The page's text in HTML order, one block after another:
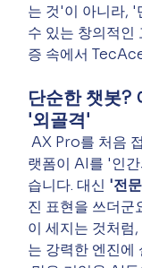
는 것'이 아니라, '
수 있는 창의적인
증 속에서
단순한 챗봇?
'외골격'
AX Pro를 처음
랫폼이 AI를 '인
습니다. 대신 '전
진 표현을 쓰더군
이 세지는 것처럼
는 강력한 엔진에